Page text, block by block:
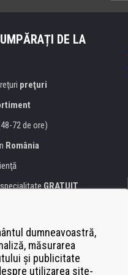
DE LA
preţuri
72 de ore)
România
GRATUIT
Heureka
on-line
dumneavoastră,
măsurarea
și publicitate
utilizarea site-